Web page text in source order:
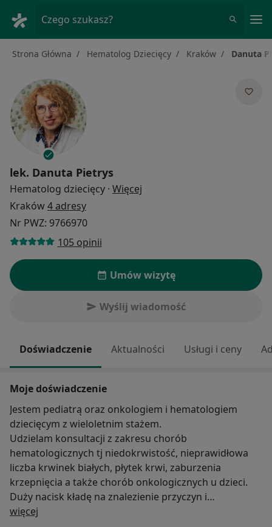
Czego szukasz?
Strona Główna Hematolog Dziecięcy Kraków Danuta
lek. Danuta Pietrys
Hematolog dziecięcy · Więcej
Kraków4 adresy
Nr PWZ: 9766970
105 opinii
Umów wizytę
Wyślij wiadomość
Doświadczenie Aktualności Usługi i ceny
Moje doświadczenie
Jestem pediatrą oraz onkologiem i hematologiem
dziecięcym z wieloletnim stażem.
Udzielam konsultacji z zakresu chorób
hematologicznych tj niedokrwistość, nieprawidłowa
liczba krwinek białych, płytek krwi, zaburzenia
krzepnięcia a także chorób onkologicznych u dzieci.
Duży nacisk kładę na znalezienie przyczyn i
wyjaśnienie istoty problemu Pacjentowi i jego
więcej